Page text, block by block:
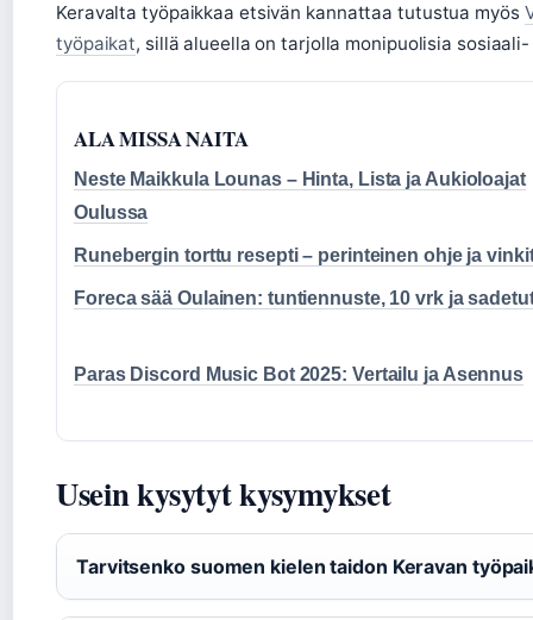
Keravalta työpaikkaa etsivän kannattaa tutustua myös
työpaikat, sillä alueella on tarjolla monipuolisia
ALA MISSA NAITA
Neste Maikkula Lounas – Hinta, Lista ja Aukioloajat
Oulussa
Runebergin torttu resepti – perinteinen ohje ja
Foreca sää Oulainen: tuntiennuste, 10 vrk ja
Paras Discord Music Bot 2025: Vertailu ja Asennus
Usein kysytyt kysymykset
Tarvitsenko suomen kielen taidon Keravan